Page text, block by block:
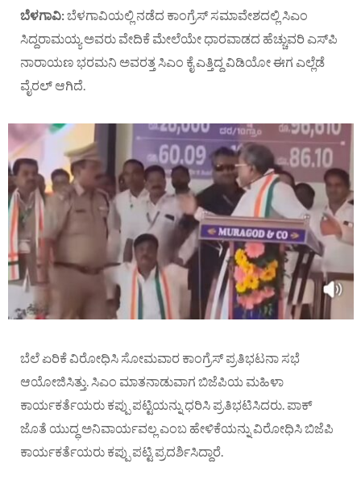
ಬೆಳಗಾವಿ:ಬೆಳಗಾವಿಯಲ್ಲಿ ನಡೆದ ಕಾಂಗ್ರೆಸ್ ಸಮಾವೇಶದಲ್ಲಿ ಸಿಎಂ
ಸಿದ್ದರಾಮಯ್ಯ ಅವರು ವೇದಿಕೆ ಮೇಲೆಯೇ ಧಾರವಾಡದ ಹೆಚ್ಚುವರಿ ಎಸ್‌ಪಿ
ನಾರಾಯಣ ಭರಮನಿ ಅವರತ್ತ ಸಿಎಂ ಕೈ ಎತ್ತಿದ್ದ ವಿಡಿಯೋ ಈಗ ಎಲ್ಲೆಡೆ
ವೈರಲ್ ಆಗಿದೆ.
ಬೆಲೆ ಏರಿಕೆ ವಿರೋಧಿಸಿ ಸೋಮವಾರ ಕಾಂಗ್ರೆಸ್‌ ಪ್ರತಿಭಟನಾ ಸಭೆ
ಆಯೋಜಿಸಿತ್ತು. ಸಿಎಂ ಮಾತನಾಡುವಾಗ ಬಿಜೆಪಿಯ ಮಹಿಳಾ
ಕಾರ್ಯಕರ್ತೆಯರು ಕಪ್ಪು ಪಟ್ಟಿಯನ್ನು ಧರಿಸಿ ಪ್ರತಿಭಟಿಸಿದರು. ಪಾಕ್
ಜೊತೆ ಯುದ್ಧ ಅನಿವಾರ್ಯವಲ್ಲ ಎಂಬ ಹೇಳಿಕೆಯನ್ನು ವಿರೋಧಿಸಿ ಬಿಜೆಪಿ
ಕಾರ್ಯಕರ್ತೆಯರು ಕಪ್ಪು ಪಟ್ಟಿ ಪ್ರದರ್ಶಿಸಿದ್ದಾರೆ.